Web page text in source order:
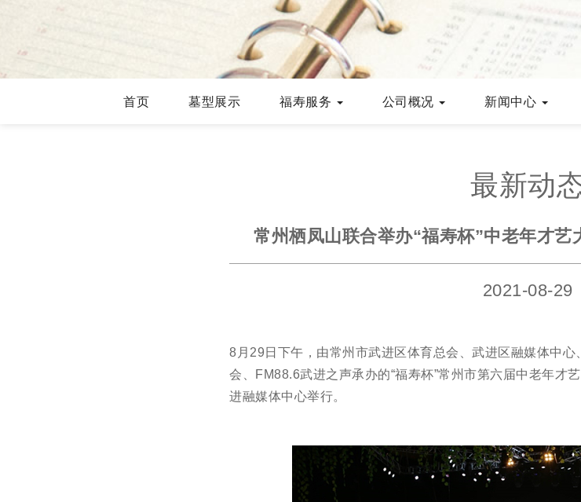
首页 墓型展示 福寿服务 公司概况 新闻中心
最新动
常州栖凤山联合举办“福寿杯”中老年才
2021-08-29
8月29日下午，由常州市武进区体育总会、武进区融媒体中
会、FM88.6武进之声承办的“福寿杯”常州市第六届中老年才
进融媒体中心举行。